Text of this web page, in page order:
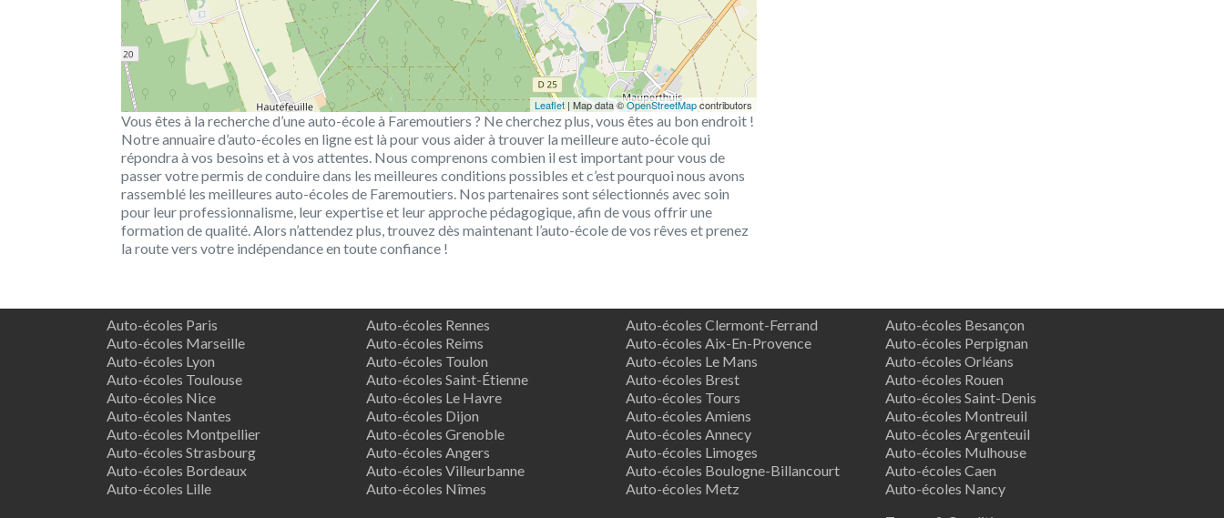
Leaflet| Map data ©OpenStreetMapcontributors
Vous êtes à la recherche d’une auto-école à Faremoutiers ? Ne cherchez plus, vous êtes au bon endroit !
Notre annuaire d’auto-écoles en ligne est là pour vous aider à trouver la meilleure auto-école qui
répondra à vos besoins et à vos attentes. Nous comprenons combien il est important pour vous de
passer votre permis de conduire dans les meilleures conditions possibles et c’est pourquoi nous avons
rassemblé les meilleures auto-écoles de Faremoutiers. Nos partenaires sont sélectionnés avec soin
pour leur professionnalisme, leur expertise et leur approche pédagogique, afin de vous offrir une
formation de qualité. Alors n’attendez plus, trouvez dès maintenant l’auto-école de vos rêves et prenez
la route vers votre indépendance en toute confiance !
Auto-écoles Paris
Auto-écoles Marseille
Auto-écoles Lyon
Auto-écoles Toulouse
Auto-écoles Nice
Auto-écoles Nantes
Auto-écoles Montpellier
Auto-écoles Strasbourg
Auto-écoles Bordeaux
Auto-écoles Lille
Auto-écoles Rennes
Auto-écoles Reims
Auto-écoles Toulon
Auto-écoles Saint-Étienne
Auto-écoles Le Havre
Auto-écoles Dijon
Auto-écoles Grenoble
Auto-écoles Angers
Auto-écoles Villeurbanne
Auto-écoles Nîmes
Auto-écoles Clermont-Ferrand
Auto-écoles Aix-En-Provence
Auto-écoles Le Mans
Auto-écoles Brest
Auto-écoles Tours
Auto-écoles Amiens
Auto-écoles Annecy
Auto-écoles Limoges
Auto-écoles Boulogne-Billancourt
Auto-écoles Metz
Auto-écoles Besançon
Auto-écoles Perpignan
Auto-écoles Orléans
Auto-écoles Rouen
Auto-écoles Saint-Denis
Auto-écoles Montreuil
Auto-écoles Argenteuil
Auto-écoles Mulhouse
Auto-écoles Caen
Auto-écoles Nancy